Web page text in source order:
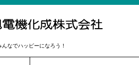
んなでハッピーになろう！